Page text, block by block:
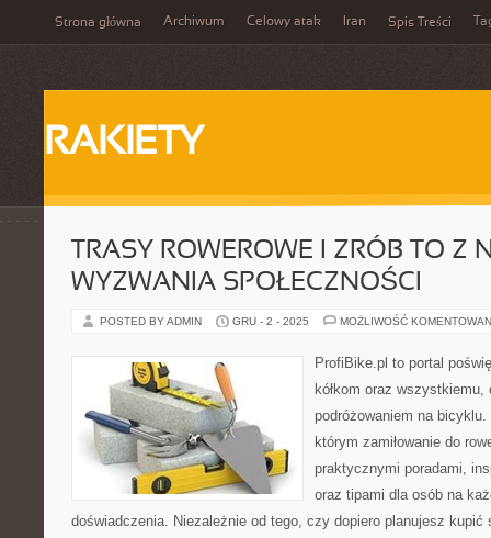
Strona główna Archiwum Celowy atak Iran Spis Treści
RAKIETY
TRASY ROWEROWE I ZRÓB TO Z
WYZWANIA SPOŁECZNOŚCI
POSTED BY ADMIN GRU - 2 - 2025 MOŻLIWOŚĆ
ProfiBike.pl to portal
kółkom oraz
podróżowaniem na bicyklu.
którym zamiłowanie do
praktycznymi poradami,
oraz tipami dla osób na
doświadczenia. Niezależnie od tego, czy dopiero planujesz kupić